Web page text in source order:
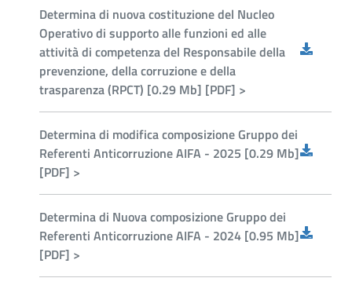
Determina di nuova costituzione del Nucleo
Operativo di supporto alle funzioni ed alle
attività di competenza del Responsabile della
prevenzione, della corruzione e della
trasparenza (RPCT) [0.29 Mb] [PDF] >
Determina di modifica composizione Gruppo dei
Referenti Anticorruzione AIFA - 2025 [0.29 Mb]
[PDF] >
Determina di Nuova composizione Gruppo dei
Referenti Anticorruzione AIFA - 2024 [0.95 Mb]
[PDF] >